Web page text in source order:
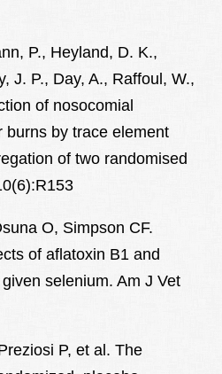
P., Heyland, D. K.,
J. P., Day, A., Raffoul, W.,
of nosocomial
burns by trace element
of two randomised
O, Simpson CF.
of aflatoxin B1 and
selenium. Am J Vet
P, et al. The